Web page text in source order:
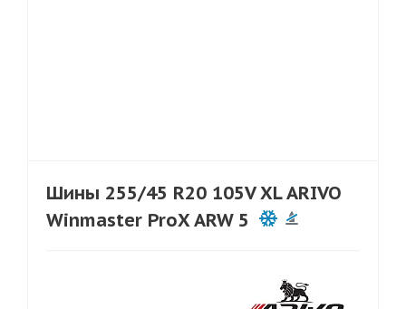
Шины 255/45 R20 105V XL ARIVO
Winmaster ProX ARW 5